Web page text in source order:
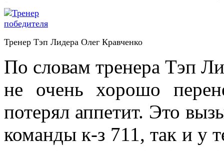
Тренер Тэп Лидера Олег Кравченко
По словам тренера Тэп
не очень хорошо
потерял аппетит. Это
команды к-з 711, так и у